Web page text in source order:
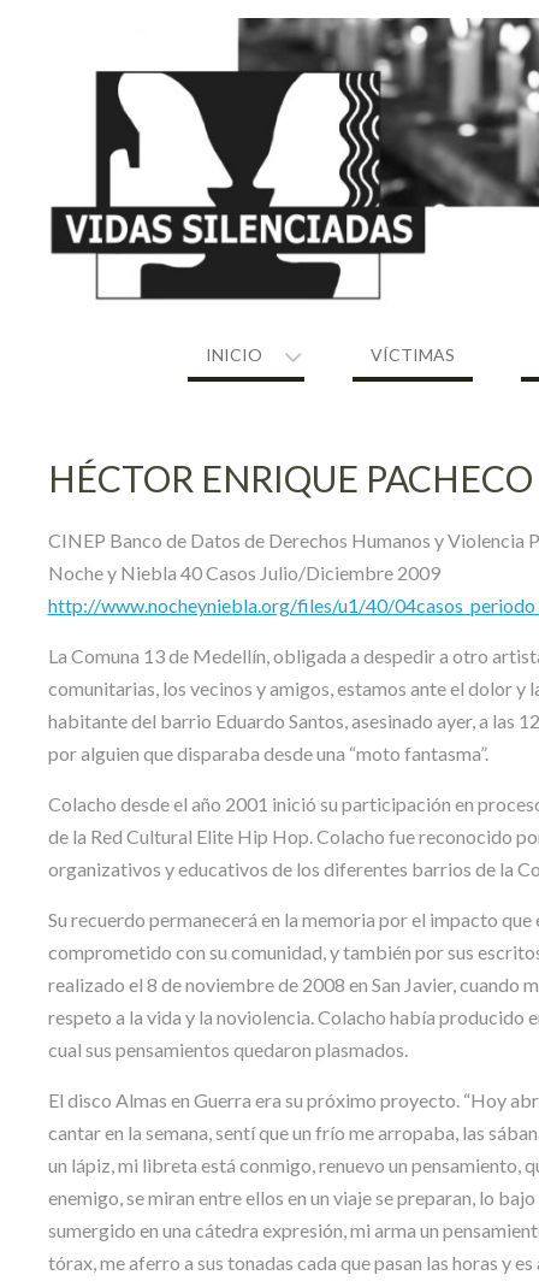
INICIO VÍCTIMAS
HÉCTOR ENRIQUE
CINEP Banco de Datos de Derechos Humanos y Violencia
Noche y Niebla 40 Casos Julio/Diciembre 2009
http://www.nocheyniebla.org/files/u1/40/
La Comuna 13 de Medellín, obligada a despedir a otro
comunitarias, los vecinos y amigos, estamos ante el dolor y
habitante del barrio Eduardo Santos, asesinado ayer, a las
por alguien que disparaba desde una “moto fantasma”.
Colacho desde el año 2001 inició su participación en
de la Red Cultural Elite Hip Hop. Colacho fue reconocido
organizativos y educativos de los diferentes barrios de la
Su recuerdo permanecerá en la memoria por el impacto
comprometido con su comunidad, y también por sus
realizado el 8 de noviembre de 2008 en San Javier, cuando
respeto a la vida y la noviolencia. Colacho había producido
cual sus pensamientos quedaron plasmados.
El disco Almas en Guerra era su próximo proyecto. “Hoy
cantar en la semana, sentí que un frío me arropaba, las
un lápiz, mi libreta está conmigo, renuevo un pensamiento,
enemigo, se miran entre ellos en un viaje se preparan, lo
sumergido en una cátedra expresión, mi arma un
tórax, me aferro a sus tonadas cada que pasan las horas y